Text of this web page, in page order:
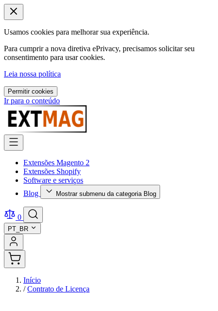
Usamos cookies para melhorar sua experiência.
Para cumprir a nova diretiva ePrivacy, precisamos solicitar seu
consentimento para usar cookies.
Leia nossa política
Permitir cookies
Ir para o conteúdo
Extensões Magento 2
Extensões Shopify
Software e serviços
Blog
Mostrar submenu da categoria Blog
0
PT_BR
Início
/ Contrato de Licença